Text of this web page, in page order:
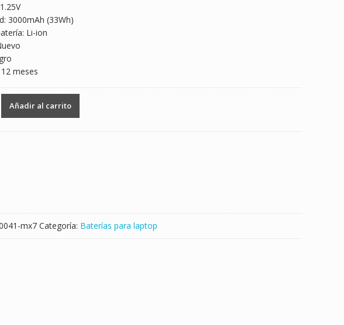
$584.00.
3000mAh (33Wh)
Li-ion
meses
Añadir al carrito
mx7 Categoría: Baterías para laptop